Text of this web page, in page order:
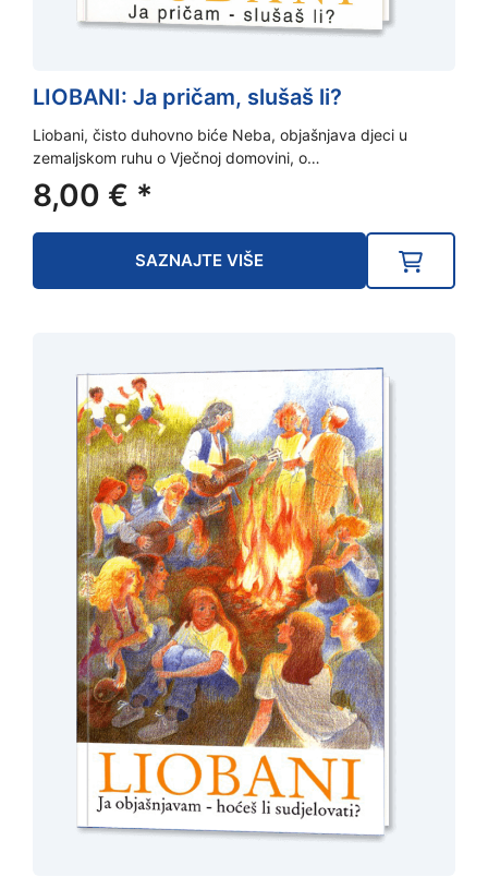
LIOBANI: Ja pričam, slušaš li?
Liobani, čisto duhovno biće Neba, objašnjava djeci u
zemaljskom ruhu o Vječnoj domovini, o…
8,00 € *
SAZNAJTE VIŠE